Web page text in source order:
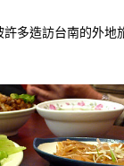
多造訪台南的外地